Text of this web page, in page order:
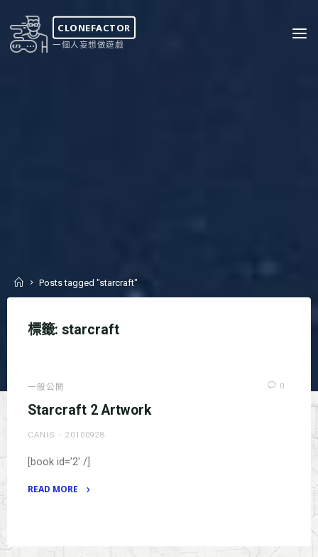
content
CLONEFACTOR
一個人妄想做遊戲
HomePosts tagged "starcraft"
標籤: starcraft
一般公開 0
Starcraft 2 Artwork
CANIS 20100928
[book id=’2′ /]
READ MORE